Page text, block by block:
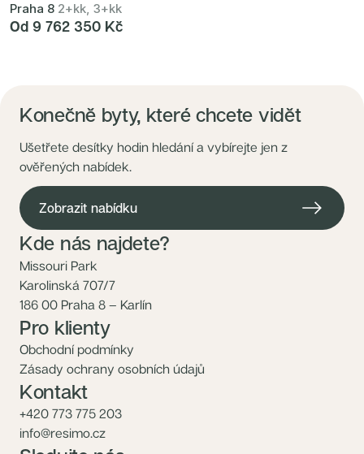
Praha 8 2+kk, 3+kk
Od 9 762 350 Kč
Konečně byty, které chcete vidět
Ušetřete desítky hodin hledání a vybírejte jen z
ověřených nabídek.
Zobrazit nabídku
Kde nás najdete?
Missouri Park
Karolinská 707/7
186 00 Praha 8 – Karlín
Pro klienty
Obchodní podmínky
Zásady ochrany osobních údajů
Kontakt
+420 773 775 203
info@resimo.cz